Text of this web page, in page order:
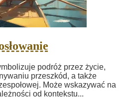
podróż przez życie,
przeszkód, a także
Może wskazywać na
od kontekstu...